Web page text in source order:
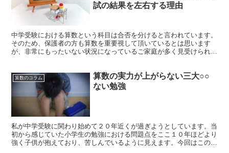
試の結果を左右する理由
中学受験における算数という科目は合否を分けると言われています。
そのため、保護者の方も算数を重要視して頂いているとは思います
が、非常にもったいない状況になっているご家庭が多く見受けられま
算数のコラム
算数の実力が上がらない三大○○
ない勉強
私が中学受験に関わり始めて２０年近くが過ぎようとしています。当
初から感じていた小学生の勉強における問題点をここ１０年ほどより
強く子供が抱えており、苦しんでいるように見えます。今回はこの問